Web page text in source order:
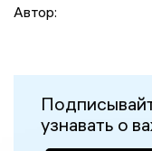
Автор:
узнавать о